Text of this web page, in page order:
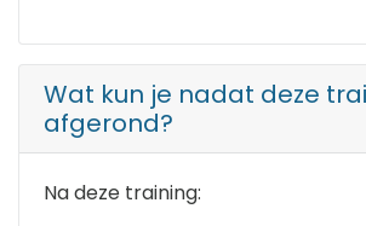
Wat kun je nadat deze
afgerond?
Na deze training: